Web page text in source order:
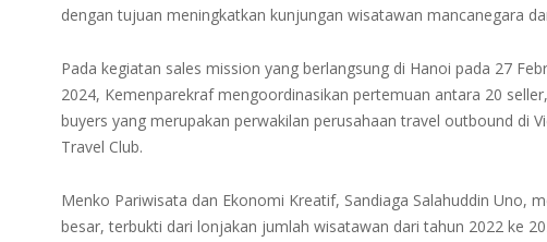
dengan tujuan meningkatkan kunjungan wisatawan mancanegara
Pada kegiatan sales mission yang berlangsung di Hanoi pada 27
2024, Kemenparekraf mengoordinasikan pertemuan antara 20
buyers yang merupakan perwakilan perusahaan travel outbound di
Travel Club.
Menko Pariwisata dan Ekonomi Kreatif, Sandiaga Salahuddin Uno,
besar, terbukti dari lonjakan jumlah wisatawan dari tahun 2022 ke